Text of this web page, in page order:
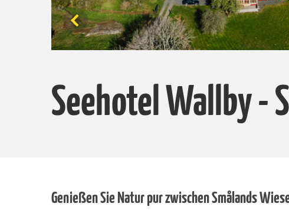
Seehotel Wallby -
Genießen Sie Natur pur zwischen Smålands